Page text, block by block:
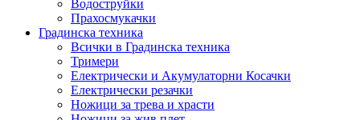
Водоструйки
Прахосмукачки
Градинска техника
Всички в Градинска техника
Тримери
Електрически и Акумулаторни Косачки
Електрически резачки
Ножици за трева и храсти